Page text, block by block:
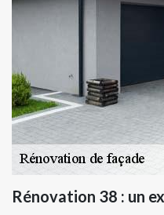
Rénovation 38 : un